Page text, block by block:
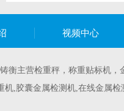
视频中心
衡主营检重秤 ， 称重贴标机 ，
,胶囊金属检测机,在线金属